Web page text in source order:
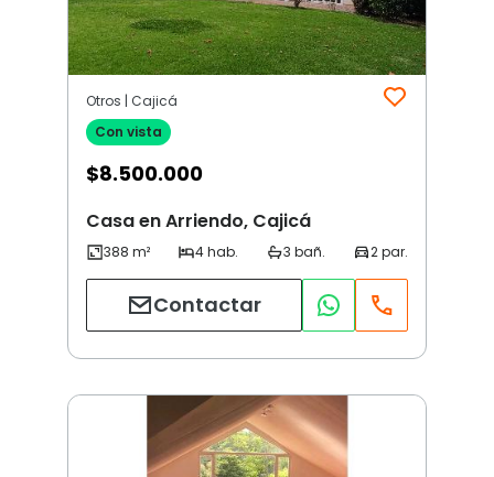
Otros | Cajicá
Con vista
$8.500.000
Casa en Arriendo, Cajicá
Contactar